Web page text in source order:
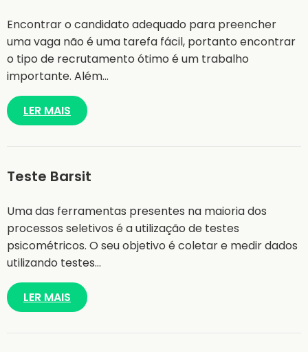
Encontrar o candidato adequado para preencher
uma vaga não é uma tarefa fácil, portanto encontrar
o tipo de recrutamento ótimo é um trabalho
importante. Além…
LER MAIS
Teste Barsit
Uma das ferramentas presentes na maioria dos
processos seletivos é a utilização de testes
psicométricos. O seu objetivo é coletar e medir dados
utilizando testes…
LER MAIS